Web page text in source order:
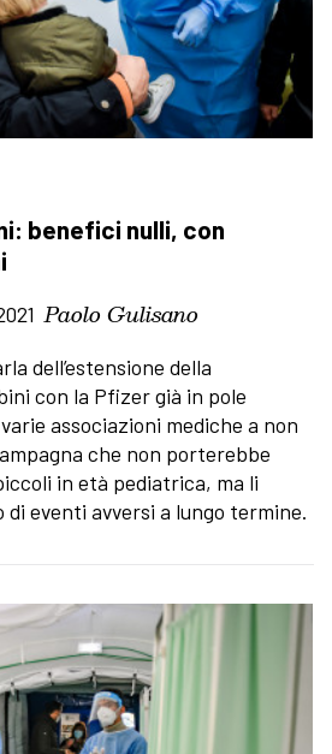
benefici nulli, con
Paolo Gulisano
dell’estensione della
con la Pfizer già in pole
associazioni mediche a non
che non porterebbe
in età pediatrica, ma li
eventi avversi a lungo termine.